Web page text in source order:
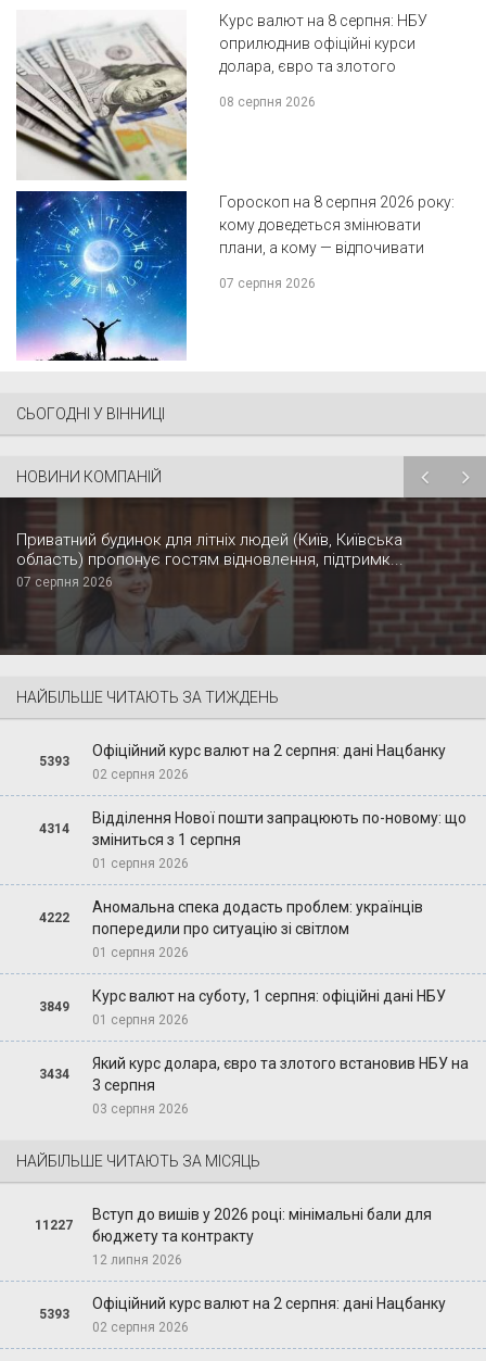
Курс валют на 8 серпня: НБУ
оприлюднив офіційні курси
долара, євро та злотого
08 серпня 2026
Гороскоп на 8 серпня 2026 року:
кому доведеться змінювати
плани, а кому — відпочивати
07 серпня 2026
СЬОГОДНІ У ВІННИЦІ
НОВИНИ КОМПАНІЙ
Приватний будинок для літніх людей (Київ, Київська
область) пропонує гостям відновлення, підтримк...
07 серпня 2026
НАЙБІЛЬШЕ ЧИТАЮТЬ ЗА ТИЖДЕНЬ
5393
Офіційний курс валют на 2 серпня: дані Нацбанку
02 серпня 2026
4314
Відділення Нової пошти запрацюють по-новому: що
зміниться з 1 серпня
01 серпня 2026
4222
Аномальна спека додасть проблем: українців
попередили про ситуацію зі світлом
01 серпня 2026
3849
Курс валют на суботу, 1 серпня: офіційні дані НБУ
01 серпня 2026
3434
Який курс долара, євро та злотого встановив НБУ на
3 серпня
03 серпня 2026
НАЙБІЛЬШЕ ЧИТАЮТЬ ЗА МІСЯЦЬ
11227
Вступ до вишів у 2026 році: мінімальні бали для
бюджету та контракту
12 липня 2026
5393
Офіційний курс валют на 2 серпня: дані Нацбанку
02 серпня 2026